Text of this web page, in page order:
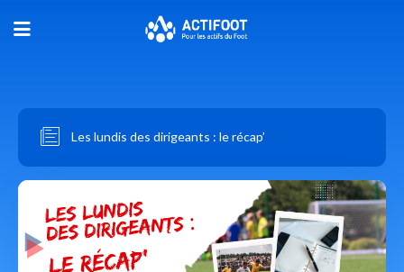
Les lundis des dirigeants : le récap’